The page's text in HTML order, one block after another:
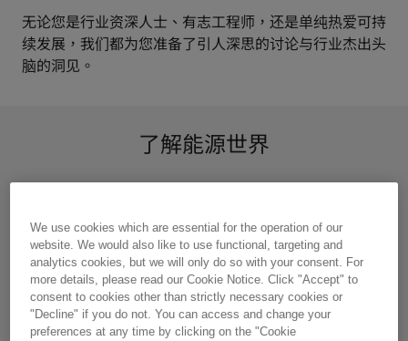
无论您是行业资深人士、有志工程师，还是单纯热爱可持
续发展，我们都为您准备了引人深思的讨论与行业杰出头
脑的洞见。
了解能源世界
We use cookies which are essential for the operation of our
website. We would also like to use functional, targeting and
analytics cookies, but we will only do so with your consent. For
more details, please read our Cookie Notice. Click "Accept" to
consent to cookies other than strictly necessary cookies or
"Decline" if you do not. You can access and change your
preferences at any time by clicking on the "Cookie